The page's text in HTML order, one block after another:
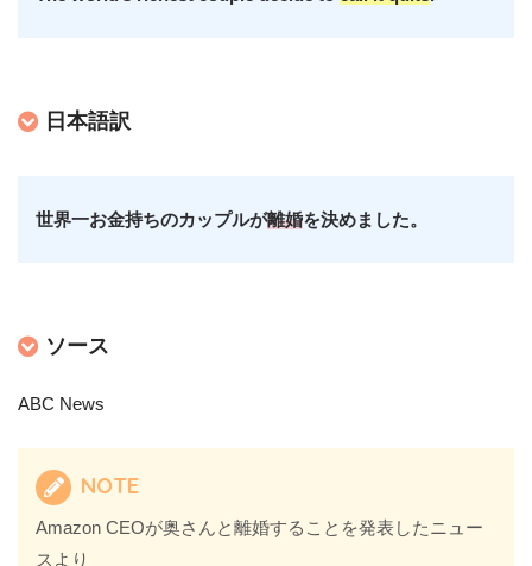
日本語訳
世界一お金持ちのカップルが離婚を決めました。
ソース
ABC News
NOTE
Amazon CEOが奥さんと離婚することを発表したニュー
スより